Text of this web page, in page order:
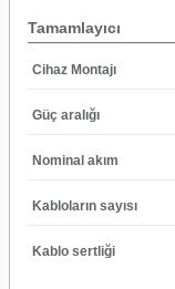
Tamamlayıcı
Cihaz Montajı
Güç aralığı
Nominal akım
Kabloların sayısı
Kablo sertliği